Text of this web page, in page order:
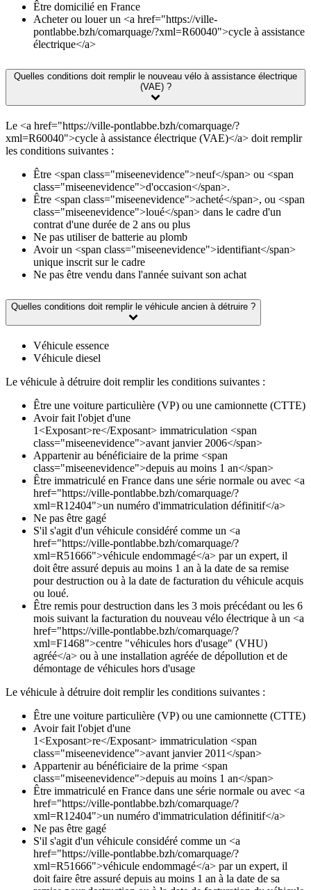
Être domicilié en France
Acheter ou louer un <a href="https://ville-
pontlabbe.bzh/comarquage/?xml=R60040">cycle à assistance
électrique</a>
Quelles conditions doit remplir le nouveau vélo à assistance électrique
(VAE) ?
Le <a href="https://ville-pontlabbe.bzh/comarquage/?
xml=R60040">cycle à assistance électrique (VAE)</a> doit remplir
les conditions suivantes :
Être <span class="miseenevidence">neuf</span> ou <span
class="miseenevidence">d'occasion</span>.
Être <span class="miseenevidence">acheté</span>, ou <span
class="miseenevidence">loué</span> dans le cadre d'un
contrat d'une durée de 2 ans ou plus
Ne pas utiliser de batterie au plomb
Avoir un <span class="miseenevidence">identifiant</span>
unique inscrit sur le cadre
Ne pas être vendu dans l'année suivant son achat
Quelles conditions doit remplir le véhicule ancien à détruire ?
Véhicule essence
Véhicule diesel
Le véhicule à détruire doit remplir les conditions suivantes :
Être une voiture particulière (VP) ou une camionnette (CTTE)
Avoir fait l'objet d'une
1<Exposant>re</Exposant> immatriculation <span
class="miseenevidence">avant janvier 2006</span>
Appartenir au bénéficiaire de la prime <span
class="miseenevidence">depuis au moins 1 an</span>
Être immatriculé en France dans une série normale ou avec <a
href="https://ville-pontlabbe.bzh/comarquage/?
xml=R12404">un numéro d'immatriculation définitif</a>
Ne pas être gagé
S'il s'agit d'un véhicule considéré comme un <a
href="https://ville-pontlabbe.bzh/comarquage/?
xml=R51666">véhicule endommagé</a> par un expert, il
doit être assuré depuis au moins 1 an à la date de sa remise
pour destruction ou à la date de facturation du véhicule acquis
ou loué.
Être remis pour destruction dans les 3 mois précédant ou les 6
mois suivant la facturation du nouveau vélo électrique à un <a
href="https://ville-pontlabbe.bzh/comarquage/?
xml=F1468">centre "véhicules hors d'usage" (VHU)
agréé</a> ou à une installation agréée de dépollution et de
démontage de véhicules hors d'usage
Le véhicule à détruire doit remplir les conditions suivantes :
Être une voiture particulière (VP) ou une camionnette (CTTE)
Avoir fait l'objet d'une
1<Exposant>re</Exposant> immatriculation <span
class="miseenevidence">avant janvier 2011</span>
Appartenir au bénéficiaire de la prime <span
class="miseenevidence">depuis au moins 1 an</span>
Être immatriculé en France dans une série normale ou avec <a
href="https://ville-pontlabbe.bzh/comarquage/?
xml=R12404">un numéro d'immatriculation définitif</a>
Ne pas être gagé
S'il s'agit d'un véhicule considéré comme un <a
href="https://ville-pontlabbe.bzh/comarquage/?
xml=R51666">véhicule endommagé</a> par un expert, il
doit faire être assuré depuis au moins 1 an à la date de sa